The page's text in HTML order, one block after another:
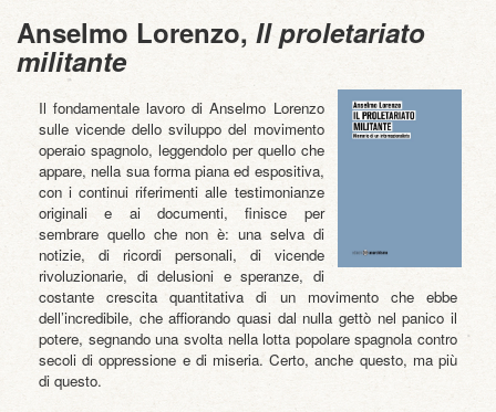
Anselmo Lorenzo, Il proletariato
militante
Il fondamentale lavoro di Anselmo Lorenzo
sulle vicende dello sviluppo del movimento
operaio spagnolo, leggendolo per quello che
appare, nella sua forma piana ed espositiva,
con i continui riferimenti alle testimonianze
originali e ai documenti, finisce per
sembrare quello che non è: una selva di
notizie, di ricordi personali, di vicende
rivoluzionarie, di delusioni e speranze, di
costante crescita quantitativa di un movimento che ebbe
dell’incredibile, che affiorando quasi dal nulla gettò nel panico il
potere, segnando una svolta nella lotta popolare spagnola contro
secoli di oppressione e di miseria. Certo, anche questo, ma più
di questo.